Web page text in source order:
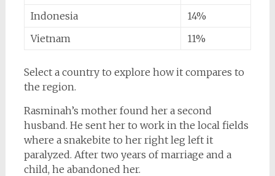
Indonesia
14%
Vietnam
11%
Select a country to explore how it compares to
the region.
Rasminah’s mother found her a second
husband. He sent her to work in the local fields
where a snakebite to her right leg left it
paralyzed. After two years of marriage and a
child, he abandoned her.